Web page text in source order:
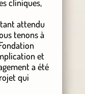
cliniques,
attendu
tenons à
et
a été
qui